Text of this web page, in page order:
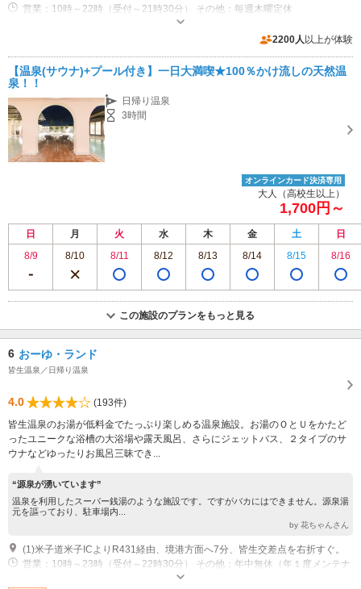
営業：10時～22時（受付～21時30分） その他：毎週木曜定休
2200人 以上が体験
【温泉(サウナ)+プール付き】一日大満喫★100％かけ流しの天然温
泉！！
日帰り温泉
3時間
オンラインカード決済専用
大人（高校生以上）
1,700円～
日 月 火 水 木 金 土
日
8/9
8/10 8/11 8/12 8/13 8/14 8/15 8/16
この施設のプランをもっと見る
6 おーゆ・ランド
皆生温泉／日帰り温泉
4.0
(193件)
皆生温泉のお湯が低料金でたっぷり楽しめる温泉施設。お湯のＯとＵをかたど
ったユニークな浴槽の大浴場や露天風呂、さらにジェットバス、２タイプのサ
ウナなどゆったりお風呂三昧でき...
“源泉が湧いています”
温泉を利用したスーパー銭湯のような施設です。ですがバカにはできません。源泉湯
元を謳っており、駐車場内...
by 花ちゃんさん
(1)米子道米子ICよりR431経由、境港方面へ7分、皆生交差点を右折すぐ。
営業：10時～23時（受付～22時30分） その他：年中無休（年１度メンテナ